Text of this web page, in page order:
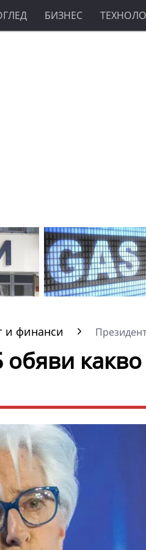
БИЗНЕС
и финанси